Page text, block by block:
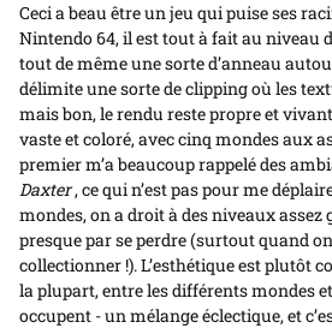
Ceci a beau être un jeu qui puise ses
Nintendo 64, il est tout à fait au niveau
tout de même une sorte d’anneau
délimite une sorte de clipping où les
mais bon, le rendu reste propre et
vaste et coloré, avec cinq mondes aux
premier m’a beaucoup rappelé des
Daxter, ce qui n’est pas pour me
mondes, on a droit à des niveaux assez
presque par se perdre (surtout quand
collectionner !). L’esthétique est plutôt
la plupart, entre les différents mondes
occupent - un mélange éclectique, et